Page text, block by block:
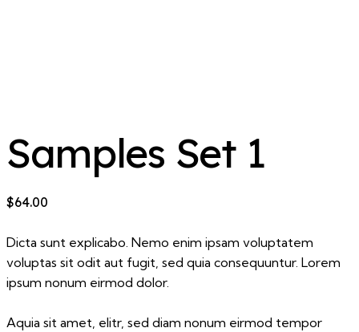
Samples Set 1
$64.00
Dicta sunt explicabo. Nemo enim ipsam voluptatem
voluptas sit odit aut fugit, sed quia consequuntur. Lorem
ipsum nonum eirmod dolor.
Aquia sit amet, elitr, sed diam nonum eirmod tempor